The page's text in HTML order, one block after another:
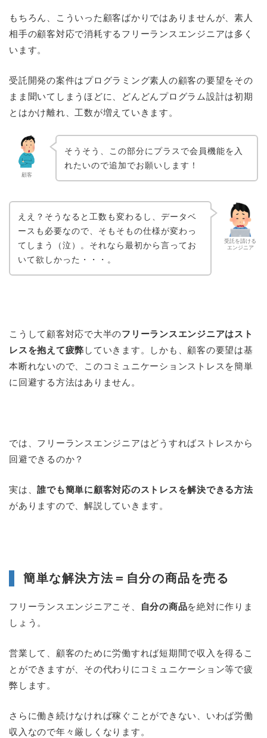
もちろん、こういった顧客ばかりではありませんが、素人
相手の顧客対応で消耗するフリーランスエンジニアは多く
います。
受託開発の案件はプログラミング素人の顧客の要望をその
まま聞いてしまうほどに、どんどんプログラム設計は初期
とはかけ離れ、工数が増えていきます。
顧客
そうそう、この部分にプラスで会員機能を入
れたいので追加でお願いします！
受託を請ける
エンジニア
ええ？そうなると工数も変わるし、データベ
ースも必要なので、そもそもの仕様が変わっ
てしまう（泣）。それなら最初から言ってお
いて欲しかった・・・。
こうして顧客対応で大半のフリーランスエンジニアはスト
レスを抱えて疲弊 していきます。しかも、顧客の要望は基
本断れないので、このコミュニケーションストレスを簡単
に回避する方法はありません。
では、フリーランスエンジニアはどうすればストレスから
回避できるのか？
実は、誰でも簡単に顧客対応のストレスを解決できる方法
がありますので、解説していきます。
簡単な解決方法＝自分の商品を売る
フリーランスエンジニアこそ、 自分の商品を絶対に作りま
しょう。
営業して、顧客のために労働すれば短期間で収入を得るこ
とができますが、その代わりにコミュニケーション等で疲
弊します。
さらに働き続けなければ稼ぐことができない、いわば労働
収入なので年々厳しくなります。